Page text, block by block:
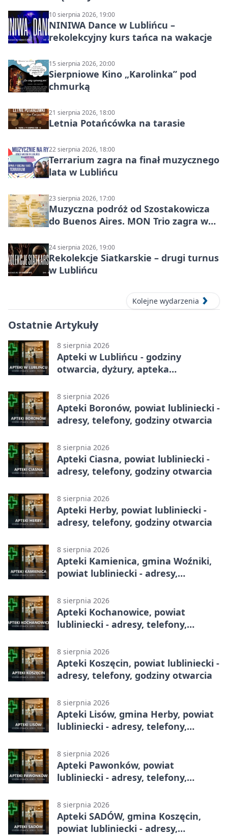
10 sierpnia 2026, 19:00
NINIWA Dance w Lublińcu –
rekolekcyjny kurs tańca na wakacje
15 sierpnia 2026, 20:00
Sierpniowe Kino „Karolinka” pod
chmurką
21 sierpnia 2026, 18:00
Letnia Potańcówka na tarasie
22 sierpnia 2026, 18:00
Terrarium zagra na finał muzycznego
lata w Lublińcu
23 sierpnia 2026, 17:00
Muzyczna podróż od Szostakowicza
do Buenos Aires. MON Trio zagra w
24 sierpnia 2026, 19:00
Rekolekcje Siatkarskie – drugi turnus
w Lublińcu
Kolejne wydarzenia
Ostatnie Artykuły
8 sierpnia 2026
Apteki w Lublińcu - godziny
otwarcia, dyżury, apteka
8 sierpnia 2026
Apteki Boronów, powiat lubliniecki -
adresy, telefony, godziny otwarcia
8 sierpnia 2026
Apteki Ciasna, powiat lubliniecki -
adresy, telefony, godziny otwarcia
8 sierpnia 2026
Apteki Herby, powiat lubliniecki -
adresy, telefony, godziny otwarcia
8 sierpnia 2026
Apteki Kamienica, gmina Woźniki,
powiat lubliniecki - adresy,
8 sierpnia 2026
Apteki Kochanowice, powiat
lubliniecki - adresy, telefony,
8 sierpnia 2026
Apteki Koszęcin, powiat lubliniecki -
adresy, telefony, godziny otwarcia
8 sierpnia 2026
Apteki Lisów, gmina Herby, powiat
lubliniecki - adresy, telefony,
8 sierpnia 2026
Apteki Pawonków, powiat
lubliniecki - adresy, telefony,
8 sierpnia 2026
Apteki SADÓW, gmina Koszęcin,
powiat lubliniecki - adresy,